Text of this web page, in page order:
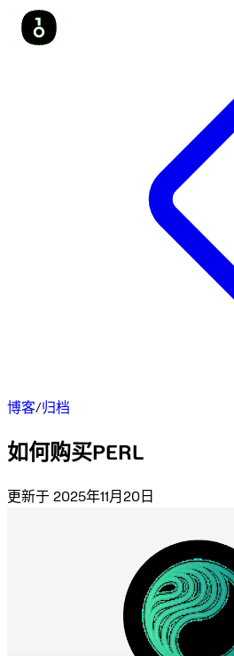
博客/归档
如何购买PERL
更新于 2025年11月20日